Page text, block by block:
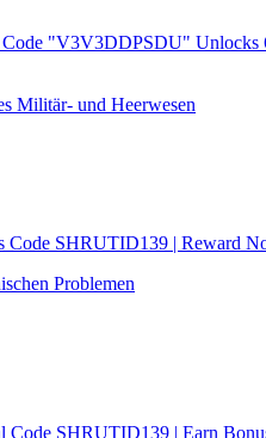
Code "V3V3DDPSDU" Unlocks
Militär- und Heerwesen
Code SHRUTID139 | Reward
Problemen
Code SHRUTID139 | Earn